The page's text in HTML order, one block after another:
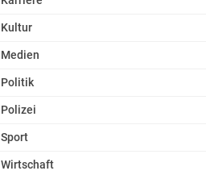
Kultur
Medien
Politik
Polizei
Sport
Wirtschaft